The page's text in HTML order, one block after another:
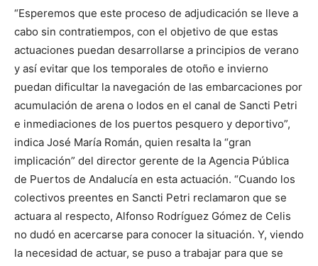
“Esperemos que este proceso de adjudicación se lleve a
cabo sin contratiempos, con el objetivo de que estas
actuaciones puedan desarrollarse a principios de verano
y así evitar que los temporales de otoño e invierno
puedan dificultar la navegación de las embarcaciones por
acumulación de arena o lodos en el canal de Sancti Petri
e inmediaciones de los puertos pesquero y deportivo”,
indica José María Román, quien resalta la “gran
implicación” del director gerente de la Agencia Pública
de Puertos de Andalucía en esta actuación. “Cuando los
colectivos preentes en Sancti Petri reclamaron que se
actuara al respecto, Alfonso Rodríguez Gómez de Celis
no dudó en acercarse para conocer la situación. Y, viendo
la necesidad de actuar, se puso a trabajar para que se